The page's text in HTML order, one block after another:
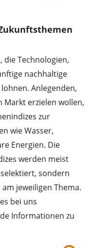
die Technologien,
nachhaltige
Anlegenden,
Markt erzielen wollen,
zur
wie Wasser,
Energien. Die
werden meist
sondern
jeweiligen Thema.
bei uns
Informationen zu